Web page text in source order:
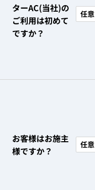
ターAC(当社)の
ご利用は初めて
ですか？
任意
お客様はお施主
様ですか？
任意